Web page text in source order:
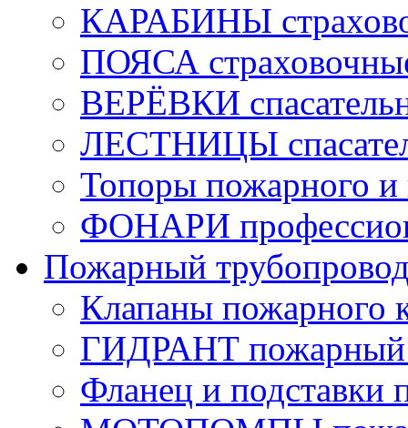
КАРАБИНЫ
ПОЯСА
ВЕРЁВКИ
ЛЕСТНИЦЫ
Топоры пожарного и
ФОНАРИ
Пожарный
Клапаны пожарного
ГИДРАНТ пожарный
Фланец и подставки